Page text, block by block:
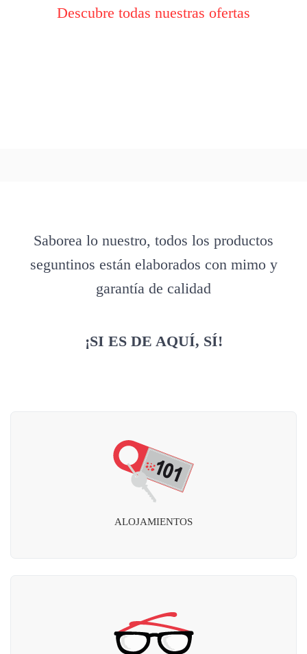
Descubre todas nuestras ofertas
Saborea lo nuestro, todos los productos
seguntinos están elaborados con mimo y
garantía de calidad
¡SI ES DE AQUÍ, SÍ!
ALOJAMIENTOS